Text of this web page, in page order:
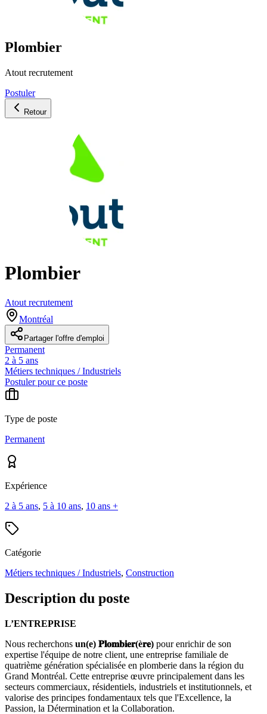
Plombier
Atout recrutement
Postuler
Retour
Plombier
Atout recrutement
Montréal
Partager l'offre d'emploi
Permanent
2 à 5 ans
Métiers techniques / Industriels
Postuler pour ce poste
Type de poste
Permanent
Expérience
2 à 5 ans, 5 à 10 ans, 10 ans +
Catégorie
Métiers techniques / Industriels, Construction
Description du poste
L’ENTREPRISE
Nous recherchons un(e) 𝐏𝐥𝐨𝐦𝐛𝐢𝐞𝐫(è𝐫𝐞) pour enrichir de son
expertise l'équipe de notre client, une entreprise familiale de
quatrième génération spécialisée en plomberie dans la région du
Grand Montréal. Cette entreprise œuvre principalement dans les
secteurs commerciaux, résidentiels, industriels et institutionnels, et
valorise des principes fondamentaux tels que l'Excellence, la
Passion, la Détermination et la Collaboration.